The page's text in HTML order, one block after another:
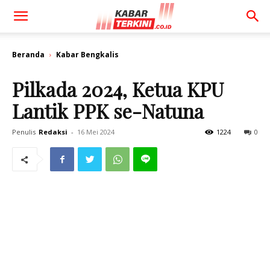
Beranda Kabar Bengkalis
Pilkada 2024, Ketua KPU
Lantik PPK se-Natuna
Penulis Redaksi - 16 Mei 2024 0
1224